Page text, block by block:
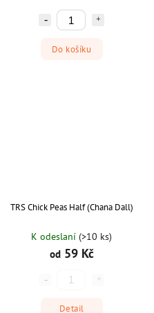
Do košíku
TRS Chick Peas Half (Chana Dall)
K odeslaní (>10 ks)
od59 Kč
Detail